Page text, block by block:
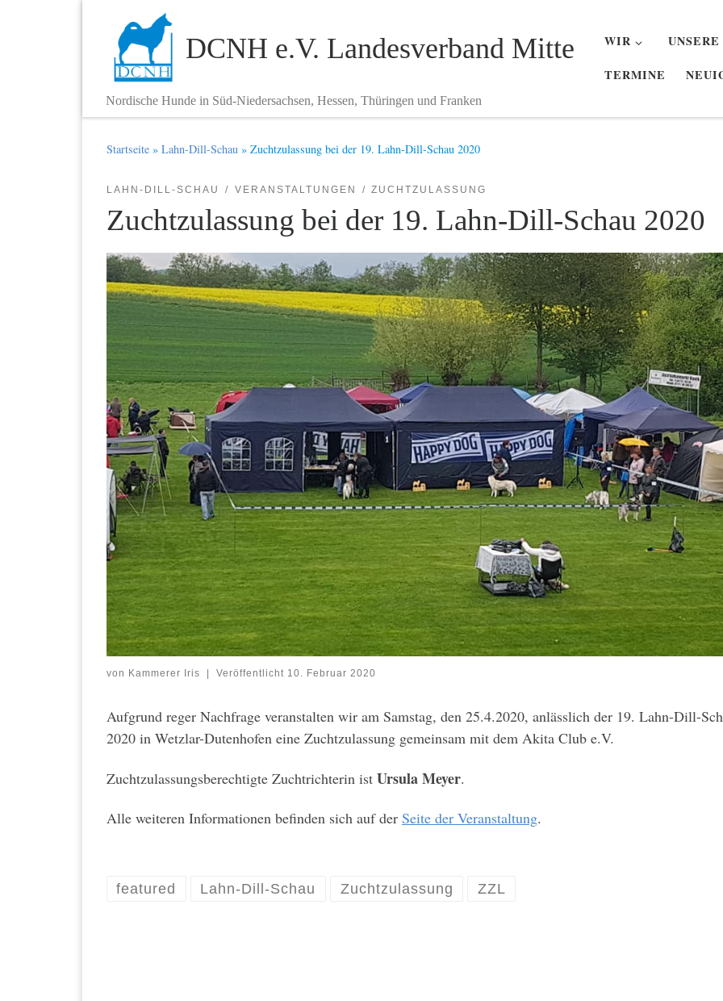
Zum Inhalt springen
DCNH e.V. Landesverband Mitte
Nordische Hunde in Süd-Niedersachsen, Hessen, Thüringen und Franken
WIR
TERMINE
Startseite » Lahn-Dill-Schau » Zuchtzulassung bei der 19. Lahn-Dill-Schau 2020
LAHN-DILL-SCHAU VERANSTALTUNGEN ZUCHTZULASSUNG
Zuchtzulassung bei der 19. Lahn-Dill-Schau 2020
von Kammerer Iris Veröffentlicht 10. Februar 2020
Aufgrund reger Nachfrage veranstalten wir am Samstag, den 25.4.2020, anlässlich der 19. Lahn-Dill-
2020 in Wetzlar-Dutenhofen eine Zuchtzulassung gemeinsam mit dem Akita Club e.V.
Zuchtzulassungsberechtigte Zuchtrichterin ist Ursula Meyer.
Alle weiteren Informationen befinden sich auf der Seite der Veranstaltung.
featured Lahn-Dill-Schau Zuchtzulassung ZZL